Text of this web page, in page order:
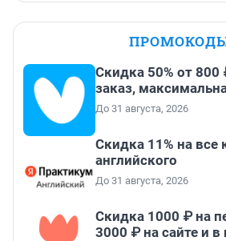
Скидка 50% от 800
заказ,
До 31 августа, 2026
Скидка 11% на все
английского
До 31 августа, 2026
Скидка 1000 ₽ на
3000 ₽ на сайте и